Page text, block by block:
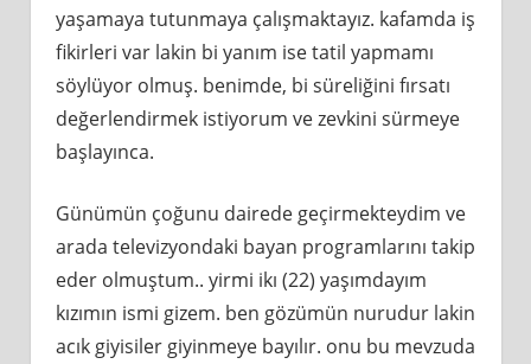
yaşamaya tutunmaya çalışmaktayız. kafamda iş
fikirleri var lakin bi yanım ise tatil yapmamı
söylüyor olmuş. benimde, bi süreliğini fırsatı
değerlendirmek istiyorum ve zevkini sürmeye
başlayınca.
Günümün çoğunu dairede geçirmekteydim ve
arada televizyondaki bayan programlarını takip
eder olmuştum.. yirmi ikı (22) yaşımdayım
kızımın ismi gizem. ben gözümün nurudur lakin
acık giyisiler giyinmeye bayılır. onu bu mevzuda